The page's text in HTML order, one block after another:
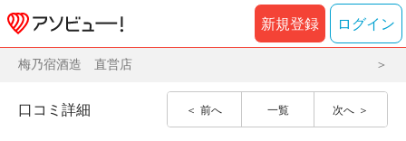
新規登録 ログイン
梅乃宿酒造 直営店
前へ 一覧 次へ
口コミ詳細